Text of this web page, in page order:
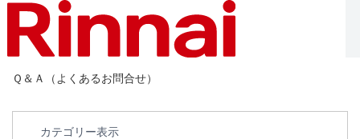
Ｑ＆Ａ（よくあるお問合せ）
カテゴリー表示